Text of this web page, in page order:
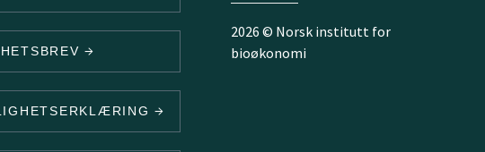
2026 © Norsk institutt for
bioøkonomi